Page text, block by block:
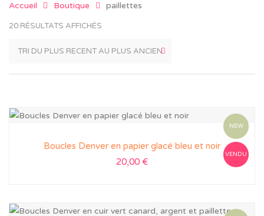
Accueil Boutique paillettes
20 RÉSULTATS AFFICHÉS
NEW
VENDU
Boucles Denver en papier glacé bleu et noir
20,00 €